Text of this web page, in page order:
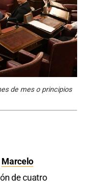
de mes o principios
Marcelo
de cuatro